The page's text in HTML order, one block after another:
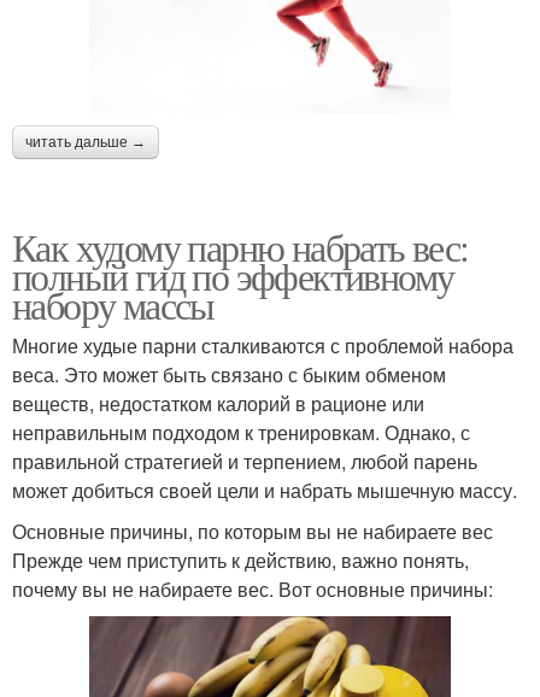
читать дальше →
Как худому парню набрать вес:
полный гид по эффективному
набору массы
Многие худые парни сталкиваются с проблемой набора
веса. Это может быть связано с быким обменом
веществ, недостатком калорий в рационе или
неправильным подходом к тренировкам. Однако, с
правильной стратегией и терпением, любой парень
может добиться своей цели и набрать мышечную массу.
Основные причины, по которым вы не набираете вес
Прежде чем приступить к действию, важно понять,
почему вы не набираете вес. Вот основные причины: